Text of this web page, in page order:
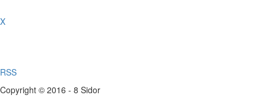
X
RSS
Copyright © 2016 - 8 Sidor